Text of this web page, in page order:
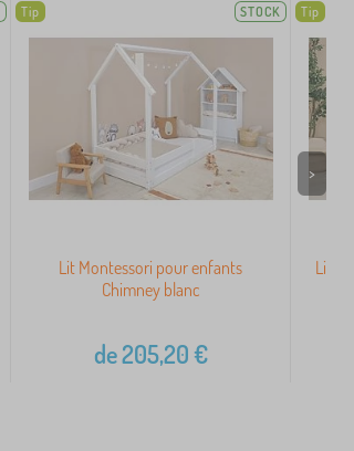
Tip STOCK
Lit Montessori pour enfants
Chimney blanc
de205,20€
Tip
Lit
>